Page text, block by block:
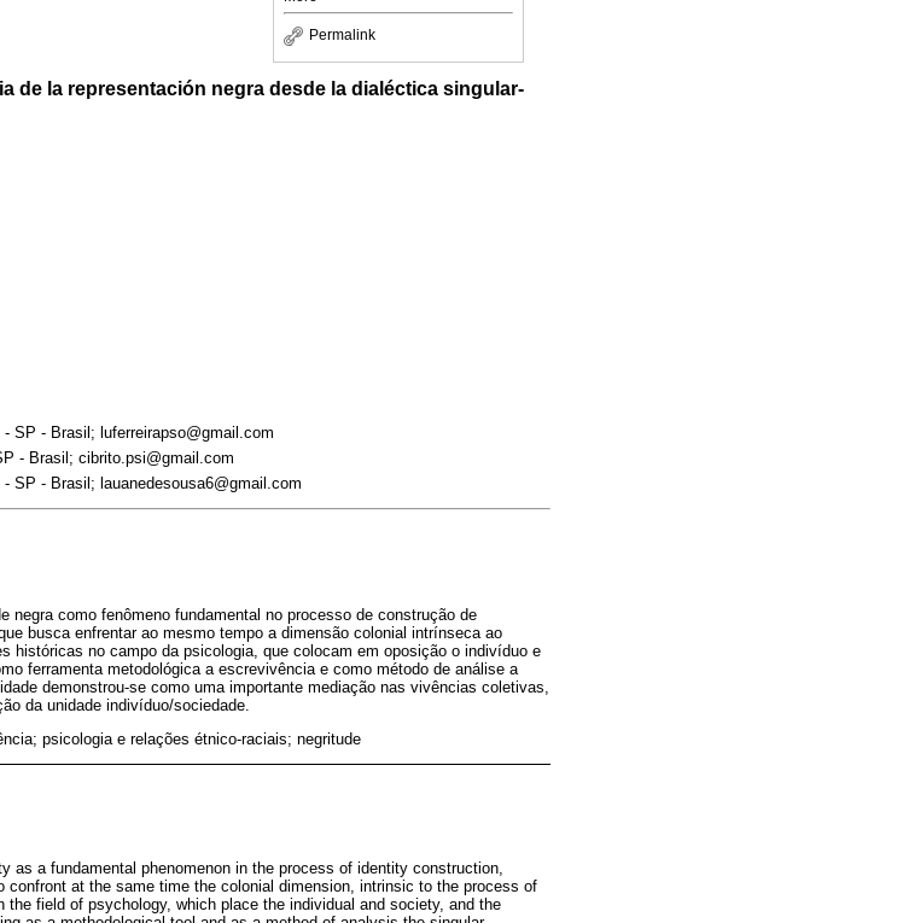
Permalink
de la representación negra desde la dialéctica singular-
SP - Brasil; luferreirapso@gmail.com
- Brasil; cibrito.psi@gmail.com
SP - Brasil; lauanedesousa6@gmail.com
negra como fenômeno fundamental no processo de construção de
busca enfrentar ao mesmo tempo a dimensão colonial intrínseca ao
históricas no campo da psicologia, que colocam em oposição o indivíduo e
ferramenta metodológica a escrevivência e como método de análise a
demonstrou-se como uma importante mediação nas vivências coletivas,
da unidade indivíduo/sociedade.
psicologia e relações étnico-raciais; negritude
as a fundamental phenomenon in the process of identity construction,
at the same time the colonial dimension, intrinsic to the process of
field of psychology, which place the individual and society, and the